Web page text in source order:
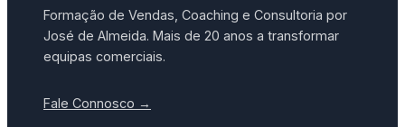
Formação de Vendas, Coaching e Consultoria por
José de Almeida. Mais de 20 anos a transformar
equipas comerciais.
Fale Connosco →